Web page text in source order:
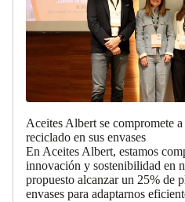
Aceites Albert se compromete
reciclado en sus envases
En Aceites Albert, estamos
innovación y sostenibilidad en
propuesto alcanzar un 25% de
envases para adaptarnos